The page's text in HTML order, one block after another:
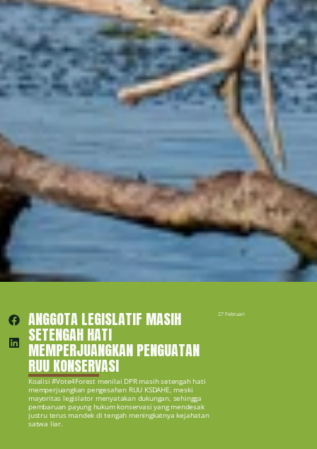
ANGGOTA LEGISLATIF MASIH
SETENGAH HATI
MEMPERJUANGKAN PENGUATAN
RUU KONSERVASI
Koalisi #Vote4Forest menilai DPR masih setengah hati
memperjuangkan pengesahan RUU KSDAHE, meski
mayoritas legislator menyatakan dukungan, sehingga
pembaruan payung hukum konservasi yang mendesak
justru terus mandek di tengah meningkatnya kejahatan
satwa liar.
27 Februari 2019